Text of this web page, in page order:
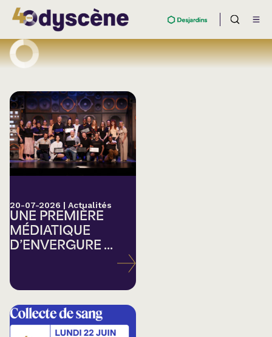
20-07-2026 | Actualités
UNE PREMIÈRE
MÉDIATIQUE
D’ENVERGURE ...